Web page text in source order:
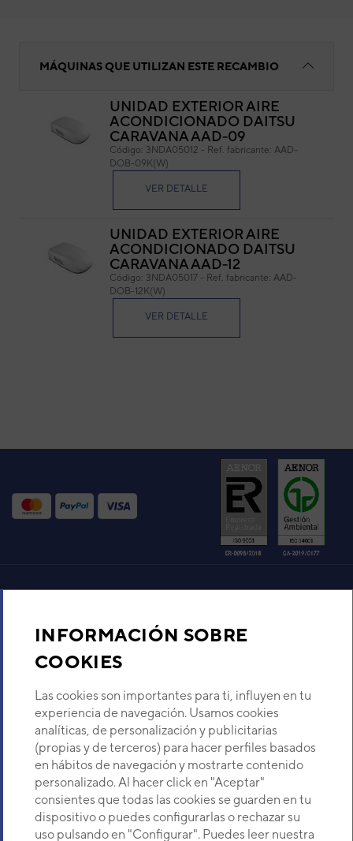
INFORMACIÓN SOBRE
COOKIES
Las cookies son importantes para ti, influyen en tu
experiencia de navegación. Usamos cookies
analíticas, de personalización y publicitarias
(propias y de terceros) para hacer perfiles basados
en hábitos de navegación y mostrarte contenido
personalizado. Al hacer click en "Aceptar"
consientes que todas las cookies se guarden en tu
dispositivo o puedes configurarlas o rechazar su
uso pulsando en "Configurar". Puedes leer nuestra
MÁQUINAS QUE UTILIZAN ESTE RECAMBIO
UNIDAD EXTERIOR AIRE
ACONDICIONADO DAITSU
CARAVANA AAD-09
Código: 3NDA05012 - Ref. fabricante: AAD-
DOB-09K(W)
VER DETALLE
UNIDAD EXTERIOR AIRE
ACONDICIONADO DAITSU
CARAVANA AAD-12
Código: 3NDA05017 - Ref. fabricante: AAD-
DOB-12K(W)
VER DETALLE
Sobre Nosotros
Descubre Eurofred
Dónde Estamos
¿Buscas un servicio técnico?